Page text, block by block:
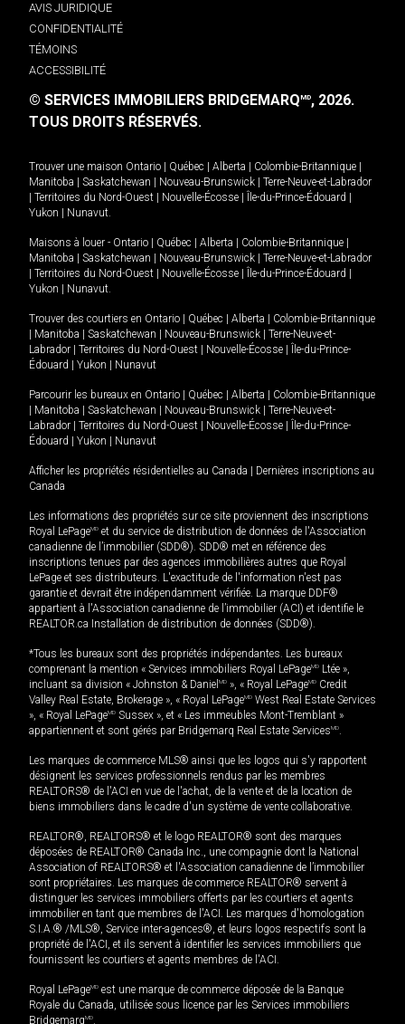
AVIS JURIDIQUE
CONFIDENTIALITÉ
TÉMOINS
ACCESSIBILITÉ
© SERVICES IMMOBILIERS BRIDGEMARQMD, 2026.
TOUS DROITS RÉSERVÉS.
Trouver une maison Ontario Québec Alberta Colombie-Britannique
Manitoba
Saskatchewan Nouveau-Brunswick
Terre-Neuve-et-Labrador
Territoires du Nord-Ouest Nouvelle-Écosse Île-du-Prince-Édouard
Yukon
Nunavut.
Maisons à louer - Ontario Québec Alberta Colombie-Britannique
Manitoba
Saskatchewan Nouveau-Brunswick
Terre-Neuve-et-Labrador
Territoires du Nord-Ouest Nouvelle-Écosse Île-du-Prince-Édouard
Yukon
Nunavut.
Trouver des courtiers en Ontario Québec Alberta
Colombie-Britannique
Manitoba Saskatchewan Nouveau-Brunswick
Terre-Neuve-et-
Labrador
Territoires du Nord-Ouest Nouvelle-Écosse
Île-du-Prince-
Édouard
Yukon Nunavut
Parcourir les bureaux en Ontario Québec Alberta
Colombie-Britannique
Manitoba Saskatchewan Nouveau-Brunswick
Terre-Neuve-et-
Labrador
Territoires du Nord-Ouest Nouvelle-Écosse
Île-du-Prince-
Édouard
Yukon Nunavut
Afficher les propriétés résidentielles au Canada
Dernières inscriptions au
Canada
Les informations des propriétés sur ce site proviennent des inscriptions
Royal LePageMD et du service de distribution de données de l'Association
canadienne de l’immobilier (SDD®). SDD® met en référence des
inscriptions tenues par des agences immobilières autres que Royal
LePage et ses distributeurs. L'exactitude de l'information n'est pas
garantie et devrait être indépendamment vérifiée. La marque DDF®
appartient à l'Association canadienne de l’immobilier (ACI) et identifie le
REALTOR.ca Installation de distribution de données (SDD®).
*Tous les bureaux sont des propriétés indépendantes. Les bureaux
comprenant la mention « Services immobiliers Royal LePageMD Ltée »,
incluant sa division « Johnston & Daniel MD », « Royal LePageMD Credit
Valley Real Estate, Brokerage », « Royal LePageMD West Real Estate Services
», « Royal LePageMD Sussex », et « Les immeubles Mont-Tremblant »
appartiennent et sont gérés par Bridgemarq Real Estate ServicesMD.
Les marques de commerce MLS® ainsi que les logos qui s'y rapportent
désignent les services professionnels rendus par les membres
REALTORS® de l'ACI en vue de l'achat, de la vente et de la location de
biens immobiliers dans le cadre d'un système de vente collaborative.
REALTOR®, REALTORS® et le logo REALTOR® sont des marques
déposées de REALTOR® Canada Inc., une compagnie dont la National
Association of REALTORS® et l'Association canadienne de l’immobilier
sont propriétaires. Les marques de commerce REALTOR® servent à
distinguer les services immobiliers offerts par les courtiers et agents
immobilier en tant que membres de l'ACI. Les marques d'homologation
S.I.A.® /MLS®, Service inter-agences®, et leurs logos respectifs sont la
propriété de l'ACI, et ils servent à identifier les services immobiliers que
fournissent les courtiers et agents membres de l'ACI.
Royal LePageMD est une marque de commerce déposée de la Banque
Royale du Canada, utilisée sous licence par les Services immobiliers
BridgemarqMD.